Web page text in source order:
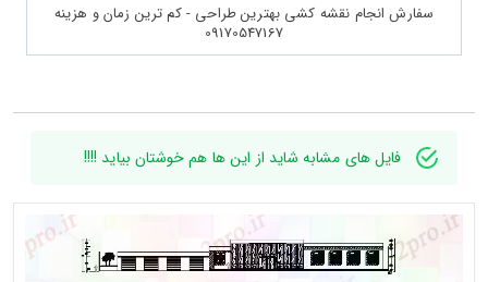
سفارش انجام نقشه کشی بهترین طراحی - کم ترین زمان و هزینه
09170547167
فایل های مشابه شاید از این ها هم خوشتان بیاید !!!!